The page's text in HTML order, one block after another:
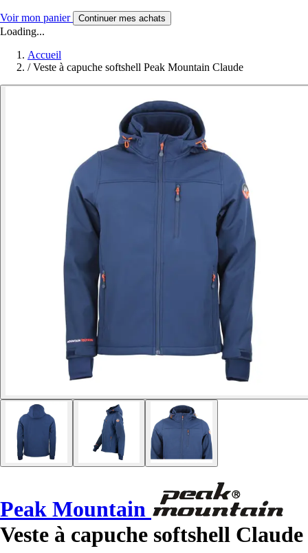
Voir mon panier Continuer mes achats
Loading...
Accueil
/ Veste à capuche softshell Peak Mountain Claude
Peak Mountain
Veste à capuche softshell Claude